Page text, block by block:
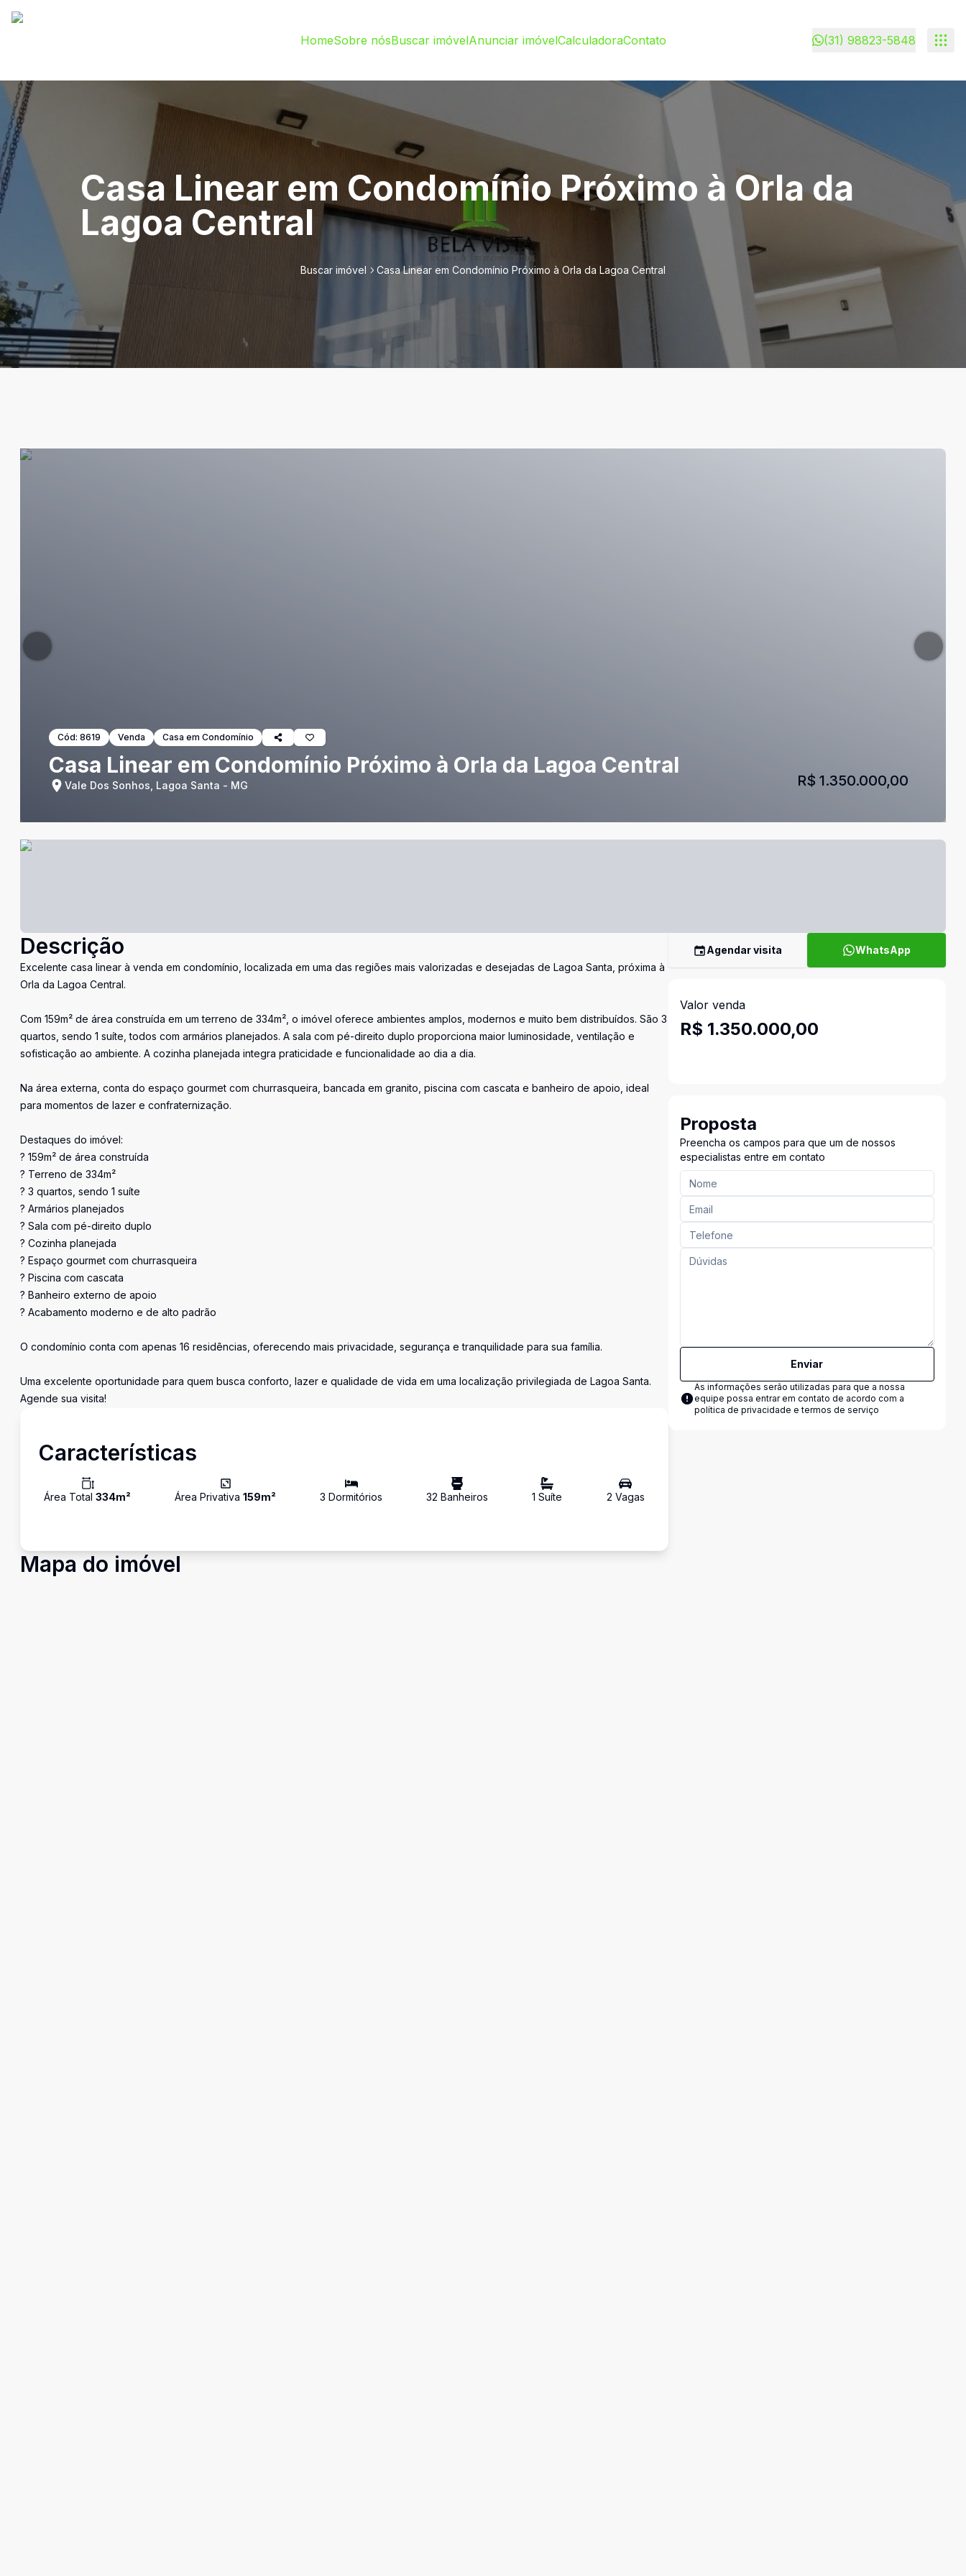
HomeSobre nósBuscar imóvelAnunciar imóvelCalculadoraContato (31) 98823-5848
Casa Linear em Condomínio Próximo à Orla da
Lagoa Central
Buscar imóvel Casa Linear em Condomínio Próximo à Orla da Lagoa Central
Cód: 8619 Venda Casa em Condomínio
Casa Linear em Condomínio Próximo à Orla da Lagoa Central
Vale Dos Sonhos, Lagoa Santa - MG R$ 1.350.000,00
Descrição
Excelente casa linear à venda em condomínio, localizada em uma das regiões mais valorizadas e desejadas de Lagoa Santa, próxima à
Orla da Lagoa Central.
Com 159m² de área construída em um terreno de 334m², o imóvel oferece ambientes amplos, modernos e muito bem distribuídos. São 3
quartos, sendo 1 suíte, todos com armários planejados. A sala com pé-direito duplo proporciona maior luminosidade, ventilação e
sofisticação ao ambiente. A cozinha planejada integra praticidade e funcionalidade ao dia a dia.
Na área externa, conta do espaço gourmet com churrasqueira, bancada em granito, piscina com cascata e banheiro de apoio, ideal
para momentos de lazer e confraternização.
Destaques do imóvel:
? 159m² de área construída
? Terreno de 334m²
? 3 quartos, sendo 1 suíte
? Armários planejados
? Sala com pé-direito duplo
? Cozinha planejada
? Espaço gourmet com churrasqueira
? Piscina com cascata
? Banheiro externo de apoio
? Acabamento moderno e de alto padrão
O condomínio conta com apenas 16 residências, oferecendo mais privacidade, segurança e tranquilidade para sua família.
Uma excelente oportunidade para quem busca conforto, lazer e qualidade de vida em uma localização privilegiada de Lagoa Santa.
Agende sua visita!
Características
Área Total 334m² Área Privativa159m² 3 Dormitórios 32 Banheiros 1 Suíte 2 Vagas
Mapa do imóvel
Agendar visita WhatsApp
Valor venda
R$ 1.350.000,00
Proposta
Preencha os campos para que um de nossos
especialistas entre em contato
Enviar
As informações serão utilizadas para que a nossa
equipe possa entrar em contato de acordo com a
política de privacidade e termos de serviço